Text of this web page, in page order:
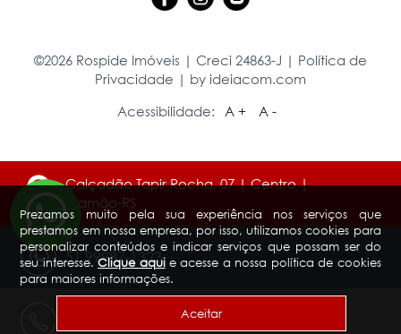
Prezamos muito pela sua experiência nos serviços que
prestamos em nossa empresa, por isso, utilizamos cookies para
personalizar conteúdos e indicar serviços que possam ser do
seu interesse.Clique aquie acesse a nossa política de cookies
para maiores informações.
Aceitar
©2026 Rospide Imóveis | Creci 24863-J | Política de
Privacidade | by ideiacom.com
Acessibilidade:
A + A -
Calçadão Tapir Rocha, 07 | Centro |
Viamão-RS
51 99987-1323